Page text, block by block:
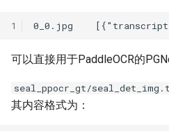
1
可以直接用于PaddleOCR的
seal_ppocr_gt/
其内容格式为：